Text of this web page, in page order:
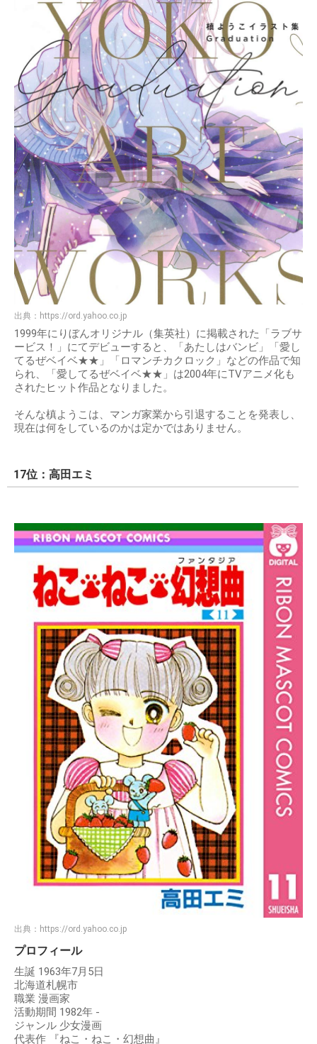
出典： https://ord.yahoo.co.jp
1999年にりぼんオリジナル（集英社）に掲載された「ラブサ
ービス！」にてデビューすると、「あたしはバンビ」「愛し
てるぜベイベ★★」「ロマンチカクロック」などの作品で知
られ、「愛してるぜベイベ★★」は2004年にTVアニメ化も
されたヒット作品となりました。
そんな槙ようこは、マンガ家業から引退することを発表し、
現在は何をしているのかは定かではありません。
17位：高田エミ
出典： https://ord.yahoo.co.jp
プロフィール
生誕 1963年7月5日
北海道札幌市
職業 漫画家
活動期間 1982年 -
ジャンル 少女漫画
代表作 『ねこ・ねこ・幻想曲』